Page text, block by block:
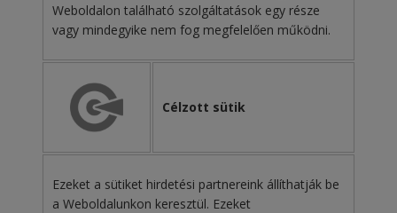
Weboldalon található szolgáltatások egy része
vagy mindegyike nem fog megfelelően működni.
Célzott sütik
Ezeket a sütiket hirdetési partnereink állíthatják be
a Weboldalunkon keresztül. Ezeket